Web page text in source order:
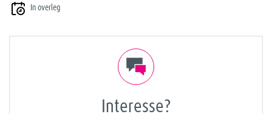
In overleg
Interesse?